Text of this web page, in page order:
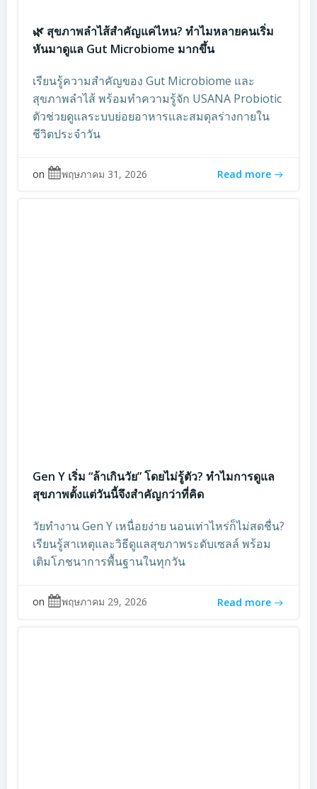
🌿 สุขภาพลำไส้สำคัญแค่ไหน? ทำไมหลายคนเริ่ม
หันมาดูแล Gut Microbiome มากขึ้น
เรียนรู้ความสำคัญของ Gut Microbiome และ
สุขภาพลำไส้ พร้อมทำความรู้จัก USANA Probiotic
ตัวช่วยดูแลระบบย่อยอาหารและสมดุลร่างกายใน
ชีวิตประจำวัน
on พฤษภาคม 31, 2026 Read more
Gen Y เริ่ม “ล้าเกินวัย” โดยไม่รู้ตัว? ทำไมการดูแล
สุขภาพตั้งแต่วันนี้จึงสำคัญกว่าที่คิด
วัยทำงาน Gen Y เหนื่อยง่าย นอนเท่าไหร่ก็ไม่สดชื่น?
เรียนรู้สาเหตุและวิธีดูแลสุขภาพระดับเซลล์ พร้อม
เติมโภชนาการพื้นฐานในทุกวัน
on พฤษภาคม 29, 2026 Read more